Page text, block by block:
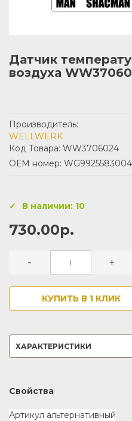
Датчик
воздуха
Производитель:
WELLWERK
Код Товара: WW3706024
ОЕМ номер: WG9925583004
В наличии: 10
730.00р.
- +
КУПИТЬ В 1 КЛИК
ХАРАКТЕРИСТИКИ
Свойства
Артикул альтернативный